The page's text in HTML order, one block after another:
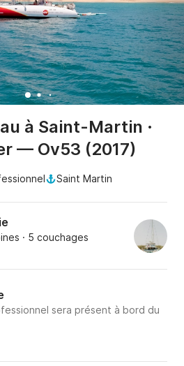
à Saint-Martin ·
— Ov53 (2017)
Saint Martin
· 5 couchages
sera présent à bord du